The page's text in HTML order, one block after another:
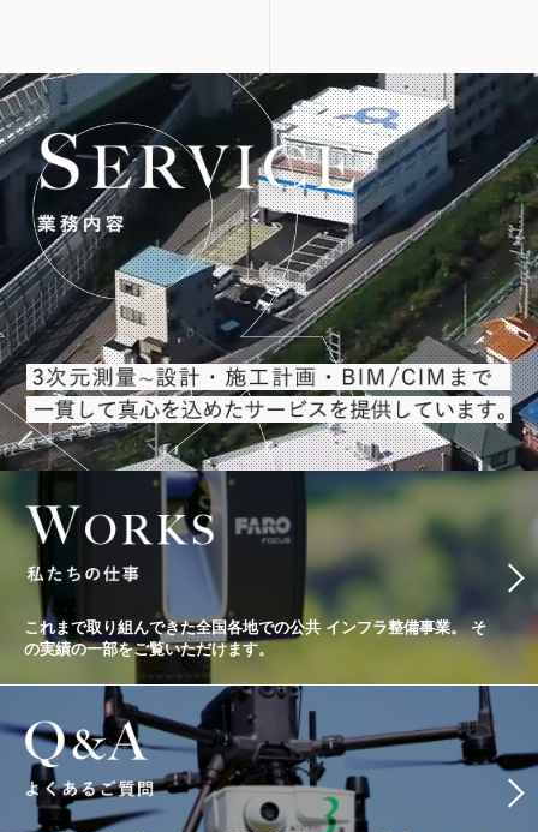
これまで取り組んできた全国各地での公共 インフラ整備事業。そ
の実績の一部をご覧いただけます。